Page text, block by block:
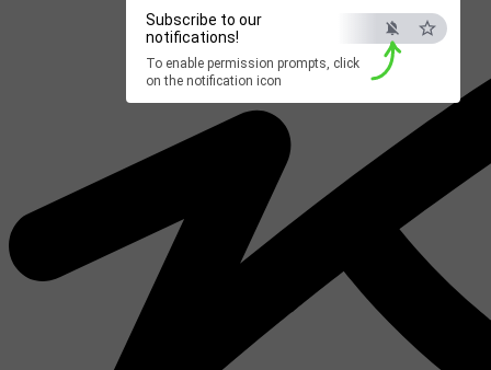
Subscribe to our
notifications!
To enable permission prompts, click
on the notification icon